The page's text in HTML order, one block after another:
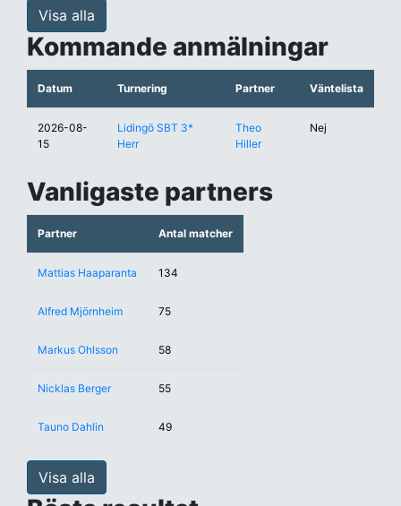
Visa alla
Kommande anmälningar
Datum Turnering Partner Väntelista
2026-08-
15
Lidingö SBT 3*
Herr
Theo
Hiller
Nej
Vanligaste partners
Partner Antal matcher
Mattias Haaparanta 134
Alfred Mjörnheim 75
Markus Ohlsson 58
Nicklas Berger 55
Tauno Dahlin 49
Visa alla